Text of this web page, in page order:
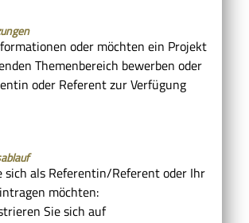
oder möchten ein Projekt
Themenbereich bewerben oder
oder Referent zur Verfügung
sich als Referentin/Referent oder Ihr
möchten:
Sie sich auf